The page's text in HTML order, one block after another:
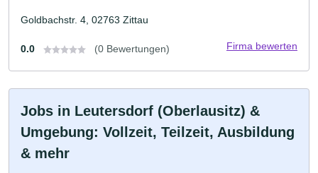
Goldbachstr. 4, 02763 Zittau
0.0 (0 Bewertungen) Firma bewerten
Jobs in Leutersdorf (Oberlausitz) &
Umgebung: Vollzeit, Teilzeit, Ausbildung
& mehr